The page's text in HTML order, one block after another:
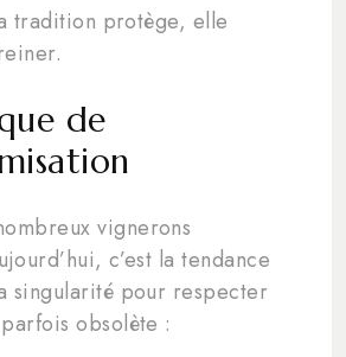
tradition protège, elle
de
vignerons
c’est la tendance
singularité pour respecter
obsolète :